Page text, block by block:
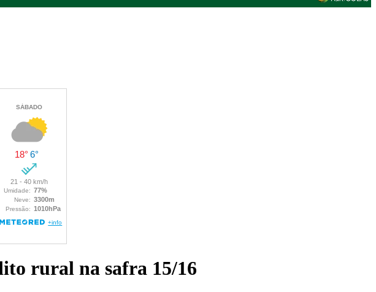
rural na safra 15/16